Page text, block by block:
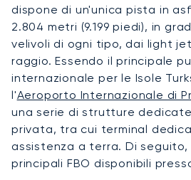
dispone di un'unica pista in
2.804 metri (9.199 piedi), in
velivoli di ogni tipo, dai light
raggio. Essendo il principale
internazionale per le Isole
l'Aeroporto Internazionale di
una serie di strutture
privata, tra cui terminal
assistenza a terra. Di seguito,
principali FBO disponibili